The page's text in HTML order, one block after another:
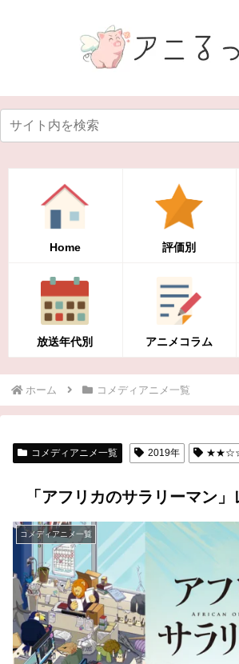
Home 評価別
放送年代別 アニメコラム
ホーム コメディアニメ一覧
コメディアニメ一覧 2019年
「アフリカのサラリーマン
コメディアニメ一覧